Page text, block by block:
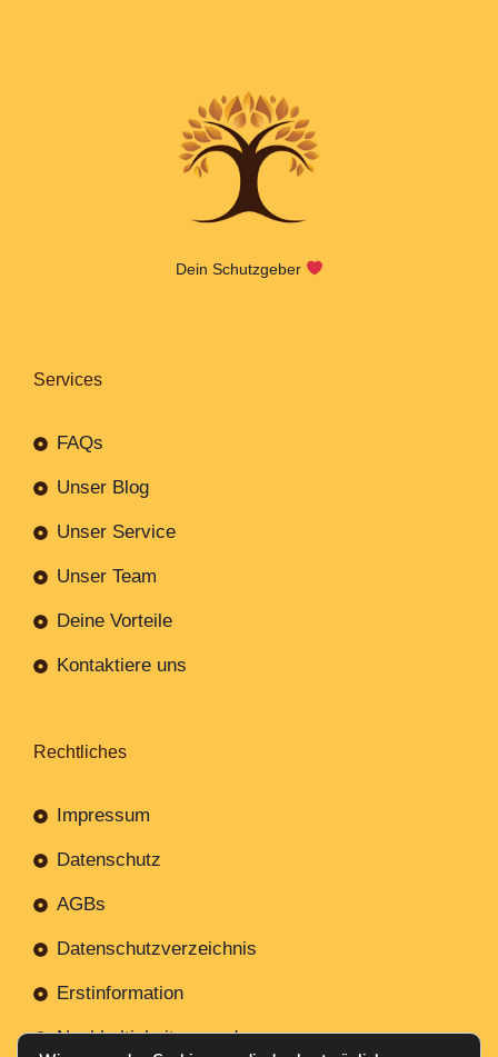
Dein Schutzgeber
Services
FAQs
Unser Blog
Unser Service
Unser Team
Deine Vorteile
Kontaktiere uns
Rechtliches
Impressum
Datenschutz
AGBs
Datenschutzverzeichnis
Erstinformation
Nachhaltigkeitsverordnung